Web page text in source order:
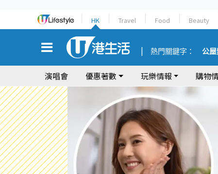
HK Travel Food Beauty
熱門關鍵字： 公屋
演唱會 優惠著數 玩樂情報 購物